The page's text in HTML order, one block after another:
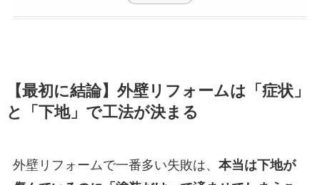
【最初に結論】外壁リフォームは「症状」
と「下地」で工法が決まる
外壁リフォームで一番多い失敗は、 本当は下地が